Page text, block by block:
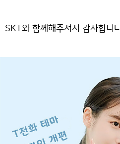
SKT와 함께해주셔서 감사합니